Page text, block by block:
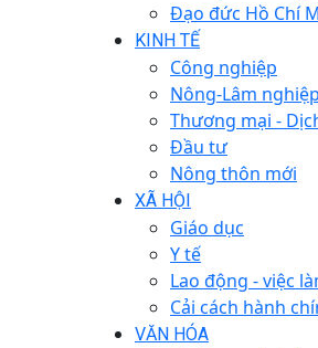
Đạo đức Hồ Chí
KINH TẾ
Công nghiệp
Nông-Lâm nghiệp
Thương mại -
Đầu tư
Nông thôn mới
XÃ HỘI
Giáo dục
Y tế
Lao động - việc
Cải cách hành
VĂN HÓA